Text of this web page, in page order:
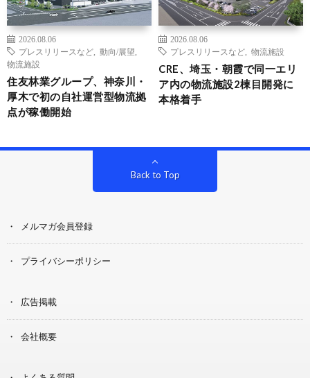
2026.08.06
プレスリリースなど
動向/展望
物流施設
住友林業グループ、神奈川・
厚木で初の自社運営型物流拠
点が稼働開始
2026.08.06
プレスリリースなど
物流施設
CRE、埼玉・朝霞で同一エリ
ア内の物流施設2棟目開発に
本格着手
Back to Top
メルマガ会員登録
プライバシーポリシー
広告掲載
会社概要